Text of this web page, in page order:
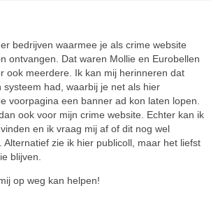
bedrijven waarmee je als crime website
ontvangen. Dat waren Mollie en Eurobellen
ook meerdere. Ik kan mij herinneren dat
systeem had, waarbij je net als hier
voorpagina een banner ad kon laten lopen.
ook voor mijn crime website. Echter kan ik
en ik vraag mij af of dit nog wel
Alternatief zie ik hier publicoll, maar het liefst
blijven.
op weg kan helpen!